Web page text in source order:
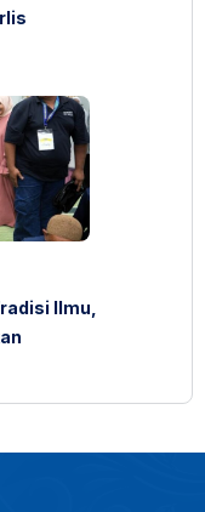
Ilmu,